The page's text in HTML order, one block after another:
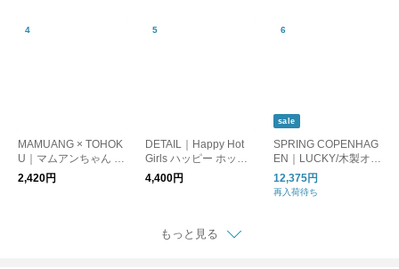
MAMUANG × TOHOK
U｜マムアンちゃん 飾
りコマ
2,420円
DETAIL｜Happy Hot
Girls ハッピー ホット
ガールズ 女性たちの
マトリョーシカ MID
4,400円
sale
SPRING COPENHAG
EN｜LUCKY/木製オブ
ジェ
12,375円
再入荷待ち
もっと見る